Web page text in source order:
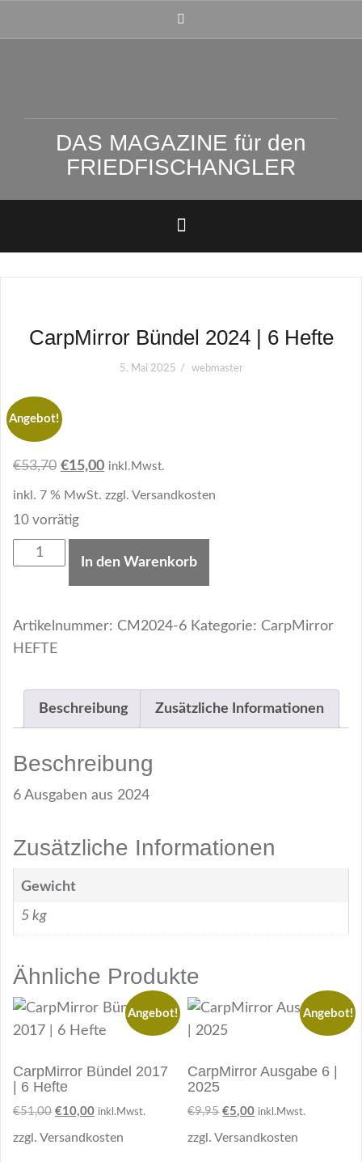
DAS MAGAZINE für den
FRIEDFISCHANGLER
CarpMirror Bündel 2024 | 6 Hefte
5. Mai 2025 webmaster
Angebot!
€53,70 Ursprünglicher
Preis
war:
€15,00Aktueller
Preis
inkl.Mwst.
inkl. 7 % MwSt. zzgl. Versandkosten
10 vorrätig
CarpMirror
6
In den Warenkorb
Artikelnummer: CM2024-6 Kategorie: CarpMirror
HEFTE
Beschreibung Zusätzliche Informationen
Beschreibung
6 Ausgaben aus 2024
Zusätzliche Informationen
Gewicht
5 kg
Ähnliche Produkte
Angebot!
CarpMirror Bündel 2017
| 6 Hefte
€51,00 Ursprünglicher
€10,00Aktueller
Preis
inkl.Mwst.
zzgl. Versandkosten
Angebot!
CarpMirror Ausgabe 6 |
2025
€9,95 Ursprünglicher
Preis
€5,00Aktueller
Preis
inkl.Mwst.
zzgl.Versandkosten